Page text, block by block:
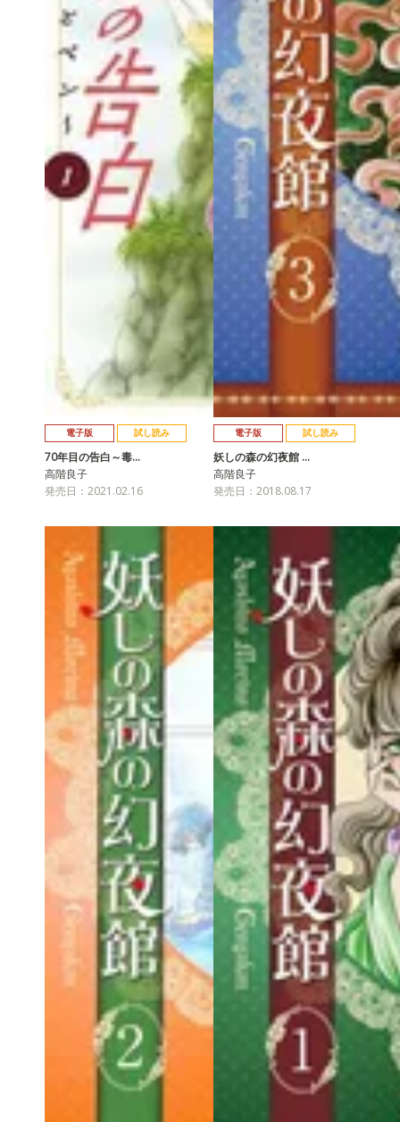
電子版 試し読み
70年目の告白～毒…
高階良子
発売日：2021.02.16
電子版 試し読み
妖しの森の幻夜館 …
高階良子
発売日：2018.08.17